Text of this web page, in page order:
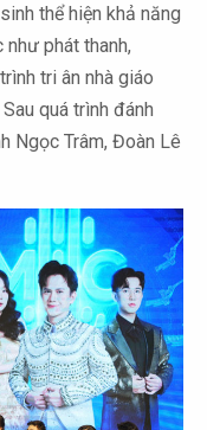
thể hiện khả năng
như phát thanh,
tri ân nhà giáo
quá trình đánh
Ngọc Trâm, Đoàn Lê